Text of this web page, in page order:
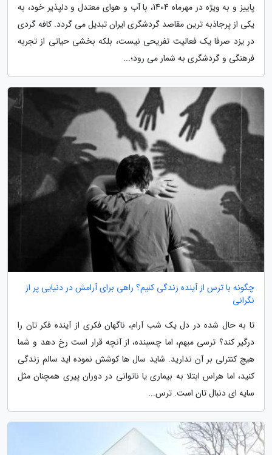
پاییز و به ویژه در مهرماه 1404، با آب و هوای معتدل و دلپذیر خود، به
یکی از پرجاذبه ترین مقاصد گردشگری ایران تبدیل می گردد. کافه گردی
در یزد صرفا یک فعالیت تفریحی نیست، بلکه بخشی حیاتی از تجربه
فرهنگی و گردشگری به شمار می رود؛...
چگونه با ترس از آینده زندگی کنیم؟ راهی برای آرامش در دنیایی پر از
نگرانی
تا به حال شده در دل یک شب آرام، ناگهان فکری از آینده فکر تان را
درگیر کند؟ ترسی مبهم، اما چسبنده، از آنچه قرار است رخ دهد و شما
هیچ کنترلی بر آن ندارید. شاید سال ها کوشش نموده اید سالم زندگی
کنید، اما هراس ابتلا به بیماری یا ناتوانی در دوران پیری همچنان مثل
سایه ای دنبال تان است. ترس...